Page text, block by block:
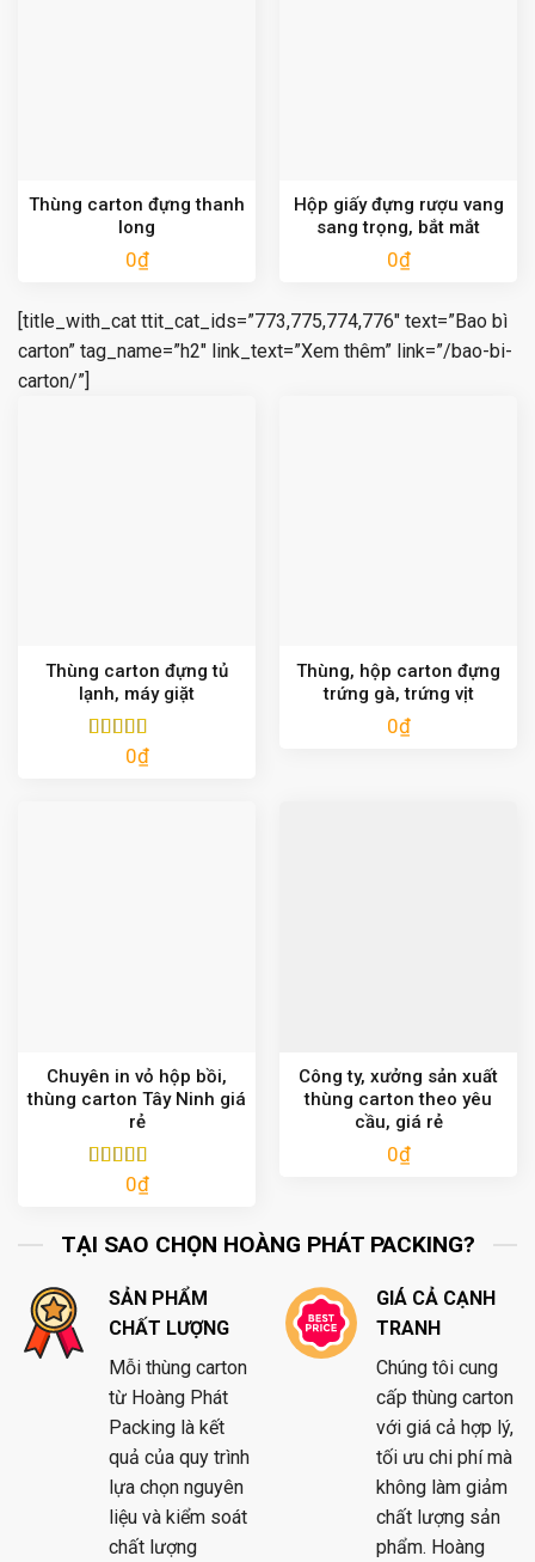
Thùng carton đựng thanh
long
0₫
Hộp giấy đựng rượu vang
sang trọng, bắt mắt
0₫
[title_with_cat ttit_cat_ids=”773,775,774,776″ text=”Bao bì
carton” tag_name=”h2″ link_text=”Xem thêm” link=”/bao-bi-
carton/”]
Thùng carton đựng tủ
lạnh, máy giặt
Được xếp
0₫
Thùng, hộp carton đựng
trứng gà, trứng vịt
0₫
Chuyên in vỏ hộp bồi,
thùng carton Tây Ninh giá
rẻ
Được xếp
0₫
Công ty, xưởng sản xuất
thùng carton theo yêu
cầu, giá rẻ
0₫
TẠI SAO CHỌN HOÀNG PHÁT PACKING?
SẢN PHẨM
CHẤT LƯỢNG
Mỗi thùng carton
từ Hoàng Phát
Packing là kết
quả của quy trình
lựa chọn nguyên
liệu và kiểm soát
chất lượng
GIÁ CẢ CẠNH
TRANH
Chúng tôi cung
cấp thùng carton
với giá cả hợp lý,
tối ưu chi phí mà
không làm giảm
chất lượng sản
phẩm. Hoàng